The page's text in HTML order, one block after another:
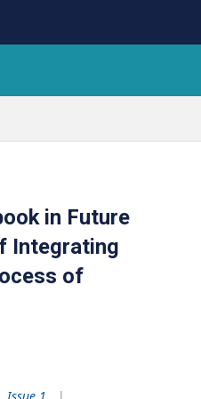
in Future
Integrating
of